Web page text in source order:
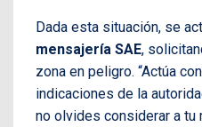
Dada esta situación, se
mensajería SAE,
zona en peligro. “Actúa
indicaciones de la
no olvides considerar a tu